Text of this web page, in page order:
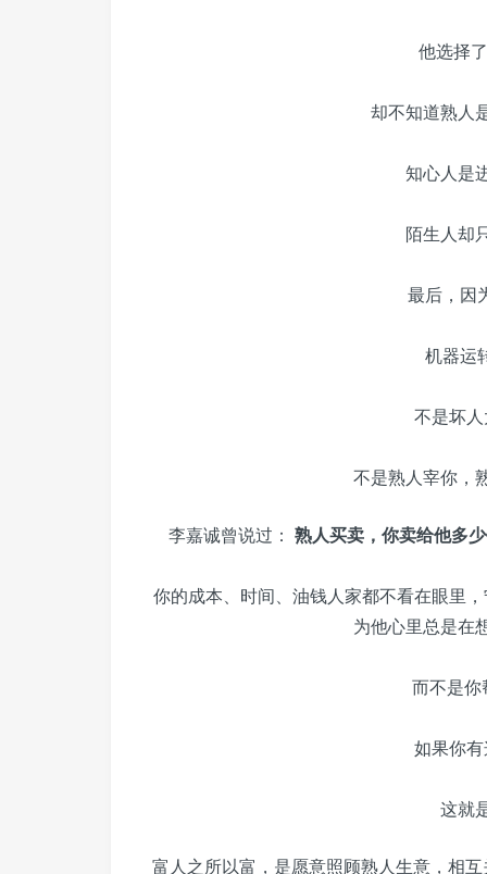
他选择
却不知道熟人
知心人是
陌生人却
最后，因
机器运
不是坏
不是熟人宰你，
李嘉诚曾说过： 熟人买卖，你卖给他多
你的成本、时间、油钱人家都不看在眼里
为他心里总是在
而不是你
如果你
这就
富人之所以富，是愿意照顾熟人生意，相